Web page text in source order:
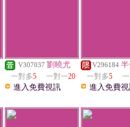
V307037 劉曉尤
一對多5 一對一20
進入免費視訊
V296184
一對多5
進入免費